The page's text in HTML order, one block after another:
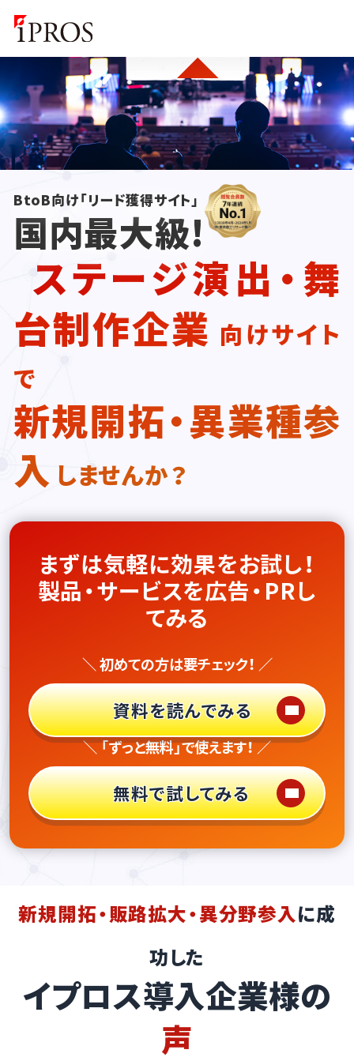
BtoB向け「リード獲得サイト」
国内最大級!
ステージ演出・舞
台制作企業 向けサイト
で
新規開拓・異業種参
入 しませんか？
まずは気軽に効果をお試し！
製品・サービスを広告・PRし
てみる
＼ 初めての方は要チェック！ ／
資料を読んでみる
＼ 「ずっと無料」で使えます！ ／
無料で試してみる
新規開拓・販路拡大・異分野参入に成
功した
イプロス導入企業様の
声